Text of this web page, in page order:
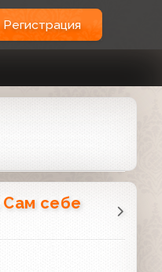
Регистрация
Сам себе